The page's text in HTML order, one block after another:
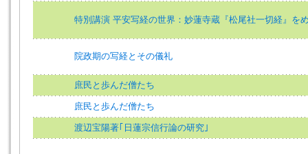
特別講演 平安写経の世界：妙蓮寺蔵『松尾社一切経』を
院政期の写経とその儀礼
庶民と歩んだ僧たち
庶民と歩んだ僧たち
渡辺宝陽著｢日蓮宗信行論の研究｣